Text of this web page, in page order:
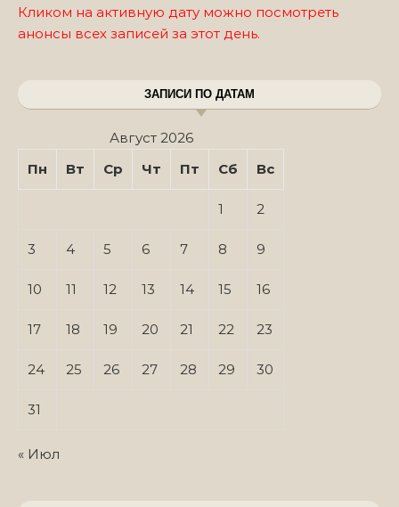
Кликом на активную дату можно посмотреть
анонсы всех записей за этот день.
ЗАПИСИ ПО ДАТАМ
Август 2026
Пн
Вт Ср Чт Пт Сб Вс
1 2
3 4 5 6 7 8 9
10 11 12 13 14 15 16
17 18 19 20 21 22 23
24 25 26 27 28 29 30
31
« Июл